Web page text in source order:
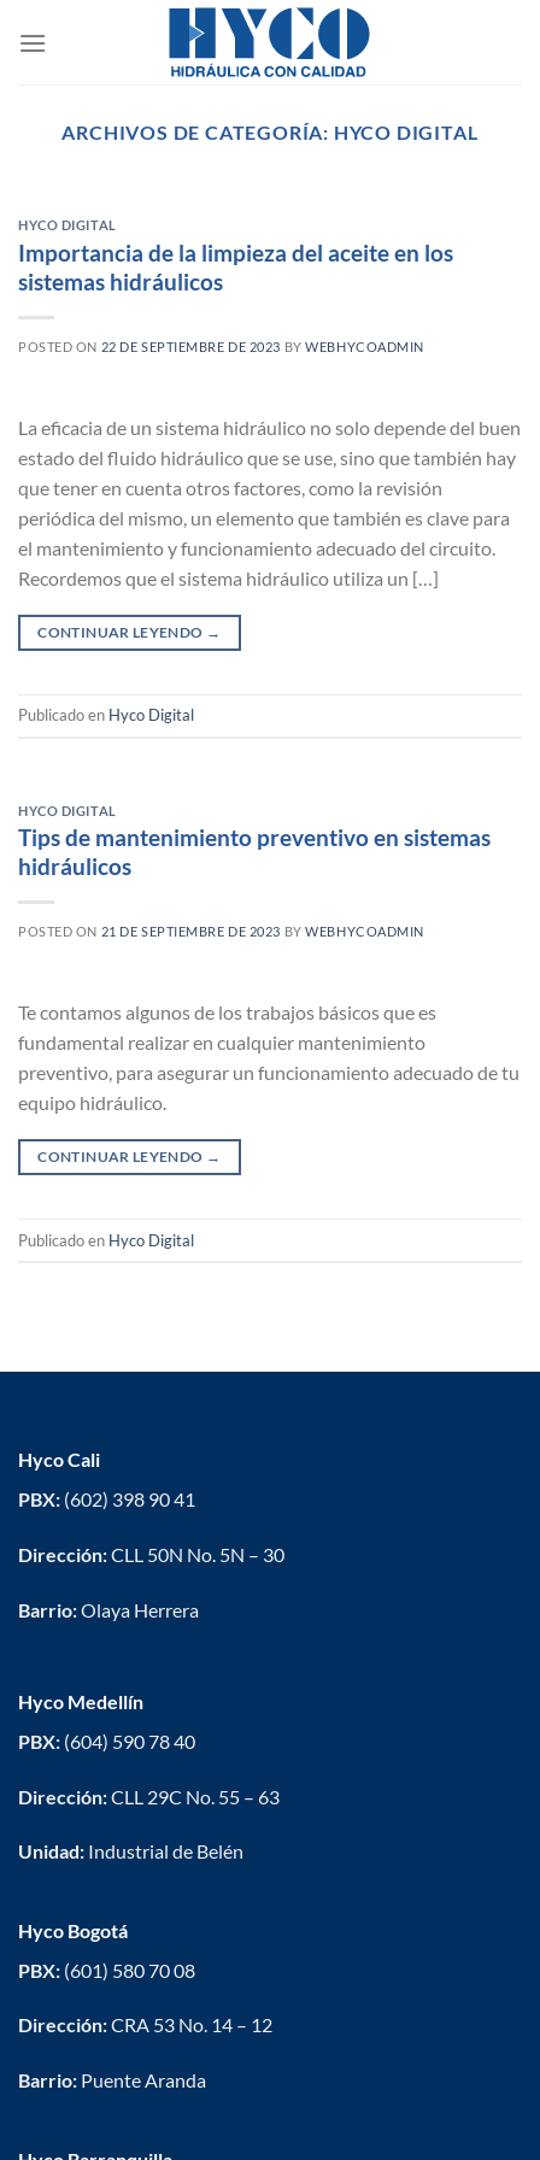
ARCHIVOS DE CATEGORÍA: HYCO DIGITAL
HYCO DIGITAL
Importancia de la limpieza del aceite en los
sistemas hidráulicos
POSTED ON 22 DE SEPTIEMBRE DE 2023 BYWEBHYCOADMIN
La eficacia de un sistema hidráulico no solo depende del buen
estado del fluido hidráulico que se use, sino que también hay
que tener en cuenta otros factores, como la revisión
periódica del mismo, un elemento que también es clave para
el mantenimiento y funcionamiento adecuado del circuito.
Recordemos que el sistema hidráulico utiliza un […]
CONTINUAR LEYENDO →
Publicado en Hyco Digital
HYCO DIGITAL
Tips de mantenimiento preventivo en sistemas
hidráulicos
POSTED ON 21 DE SEPTIEMBRE DE 2023 BYWEBHYCOADMIN
Te contamos algunos de los trabajos básicos que es
fundamental realizar en cualquier mantenimiento
preventivo, para asegurar un funcionamiento adecuado de tu
equipo hidráulico.
CONTINUAR LEYENDO →
Publicado en Hyco Digital
Hyco Cali
PBX: (602) 398 90 41
Dirección:CLL 50N No. 5N – 30
Barrio:Olaya Herrera
Hyco Medellín
PBX:(604) 590 78 40
Dirección:CLL 29C No. 55 – 63
Unidad:Industrial de Belén
Hyco Bogotá
PBX:(601) 580 70 08
Dirección:CRA 53 No. 14 – 12
Barrio:Puente Aranda